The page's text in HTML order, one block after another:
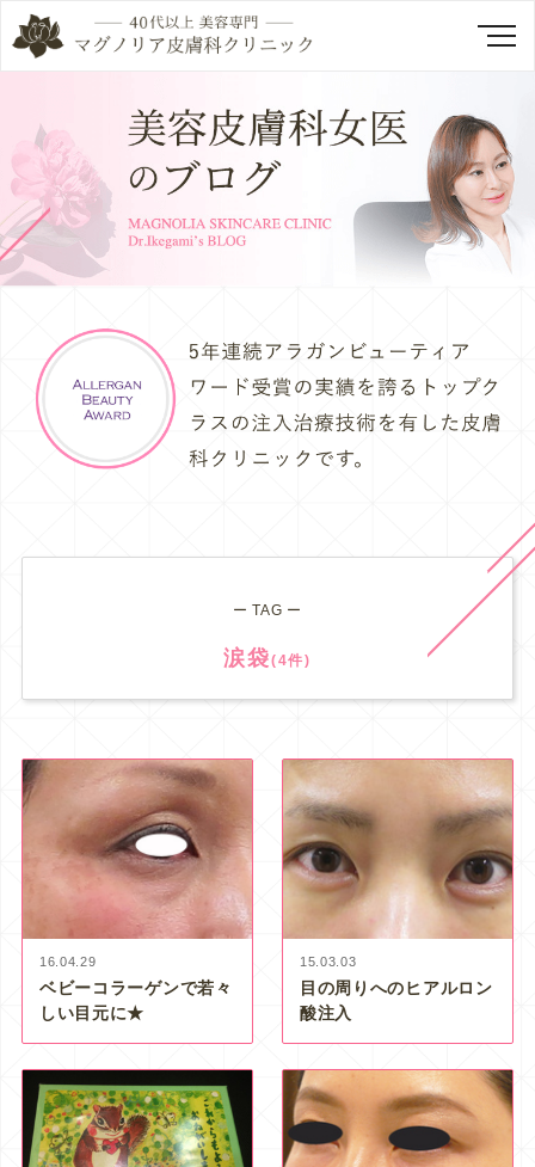
ー TAG ー
涙袋(4件)
16.04.29
ベビーコラーゲンで若々
しい目元に★
15.03.03
目の周りへのヒアルロン
酸注入